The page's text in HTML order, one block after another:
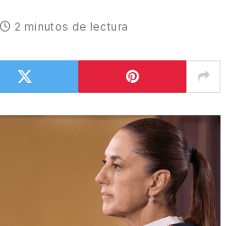
2 minutos de lectura